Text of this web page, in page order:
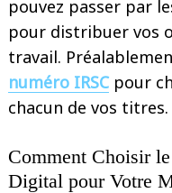
pouvez passer par
pour distribuer vos
travail.
numéro IRSCpour
chacun de vos titres.
Comment Choisir
Digital pour Votre